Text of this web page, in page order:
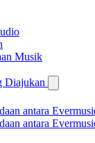
Musik
Diajukan
antara
antara